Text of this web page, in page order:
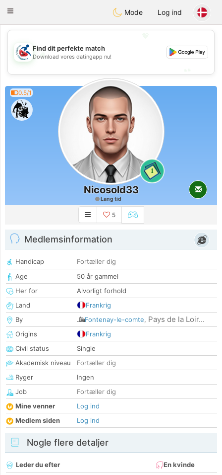
Handi Space
Toggle
Mode Log ind
💖
💕
Find dit perfekte match
Download vores datingapp nu!
0.5/1
1
Nicosold33
Lang tid
5
Medlemsinformation
Handicap
Fortæller dig
Age
50 år gammel
Her for
Alvorligt forhold
Land
Frankrig
By
Fontenay-le-comte, Pays de la Loir...
Origins
Frankrig
Civil status
Single
Akademisk niveau
Fortæller dig
Ryger
Ingen
Job
Fortæller dig
Mine venner
Log ind
Medlem siden
Log ind
Nogle flere detaljer
Leder du efter
En kvinde